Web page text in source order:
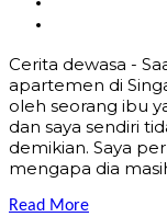
Cerita dewasa -
apartemen di
oleh seorang ibu
dan saya sendiri
demikian. Saya
mengapa dia
Read More